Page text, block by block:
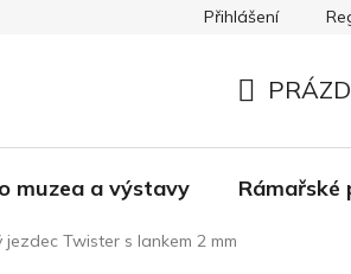
Pro poklady - dodavatelé
Přihlášení
KOŠÍK
muzea a výstavy Rámařské
jezdec Twister s lankem 2 mm